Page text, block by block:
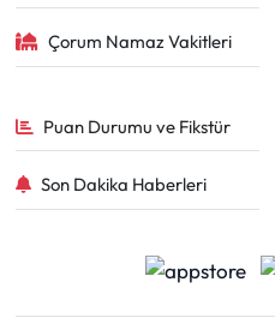
Çorum Namaz Vakitleri
Puan Durumu ve Fikstür
Son Dakika Haberleri